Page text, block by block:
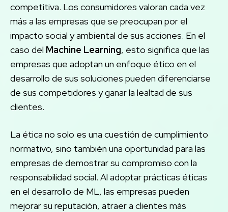
competitiva. Los consumidores valoran cada vez
más a las empresas que se preocupan por el
impacto social y ambiental de sus acciones. En el
caso del Machine Learning, esto significa que las
empresas que adoptan un enfoque ético en el
desarrollo de sus soluciones pueden diferenciarse
de sus competidores y ganar la lealtad de sus
clientes.
La ética no solo es una cuestión de cumplimiento
normativo, sino también una oportunidad para las
empresas de demostrar su compromiso con la
responsabilidad social. Al adoptar prácticas éticas
en el desarrollo de ML, las empresas pueden
mejorar su reputación, atraer a clientes más